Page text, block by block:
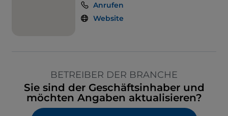
Anrufen
Website
BETREIBER DER BRANCHE
Sie sind der Geschäftsinhaber und
möchten Angaben aktualisieren?